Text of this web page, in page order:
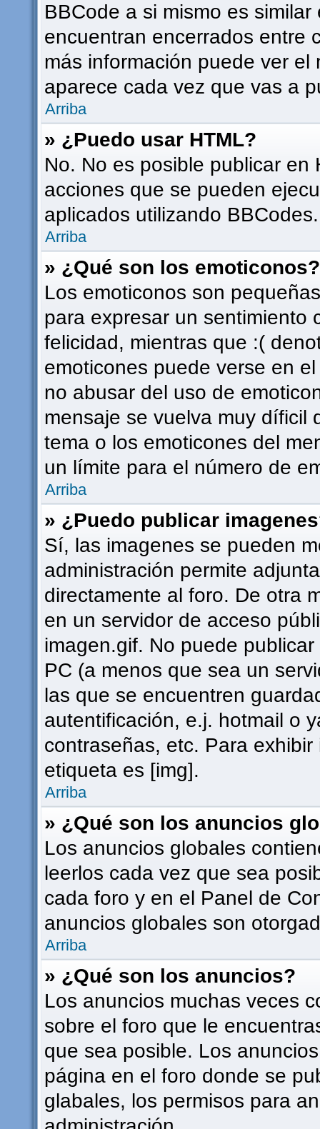
BBCode a si mismo es
encuentran encerrados entre
más información puede ver
aparece cada vez que vas a
Arriba
» ¿Puedo usar HTML?
No. No es posible publicar en
acciones que se pueden
aplicados utilizando BBCodes.
Arriba
» ¿Qué son los emoticonos?
Los emoticonos son
para expresar un sentimiento
felicidad, mientras que :(
emoticones puede verse en
no abusar del uso de
mensaje se vuelva muy díficil
tema o los emoticones del
un límite para el número de
Arriba
» ¿Puedo publicar
Sí, las imagenes se pueden
administración permite
directamente al foro. De otra
en un servidor de acceso
imagen.gif. No puede
PC (a menos que sea un
las que se encuentren
autentificación, e.j. hotmail o
contraseñas, etc. Para
etiqueta es [img].
Arriba
» ¿Qué son los anuncios
Los anuncios globales
leerlos cada vez que sea
cada foro y en el Panel de
anuncios globales son
Arriba
» ¿Qué son los anuncios?
Los anuncios muchas veces
sobre el foro que le
que sea posible. Los
página en el foro donde se
glabales, los permisos para